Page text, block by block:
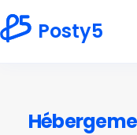
Posty5